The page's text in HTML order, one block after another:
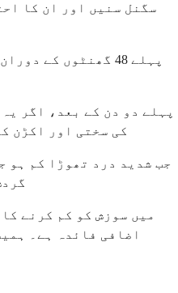
سگنل سنیں اور ان کا
پہلے دو دن کے بعد، اگر
کی سختی اور اکڑن
جب شدید درد تھوڑا کم ہو
اضافی فائدہ ہے۔